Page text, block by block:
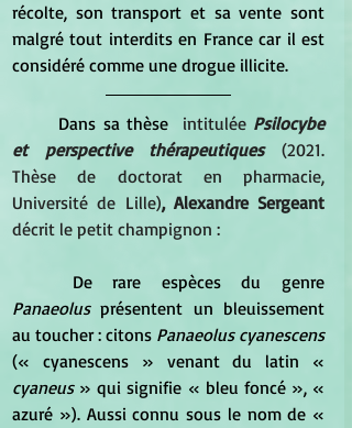
récolte, son transport et sa vente sont
malgré tout interdits en France car il est
considéré comme une drogue illicite.
	Dans sa thèse
intitulée Psilocybe
et perspective thérapeutiques (2021.
Thèse de doctorat en pharmacie,
Université de Lille), Alexandre Sergeant
décrit le petit champignon :
	De rare espèces du genre
Panaeolus présentent un bleuissement
au toucher : citons Panaeolus cyanescens
(« cyanescens » venant du latin «
cyaneus » qui signifie « bleu foncé », «
azuré »). Aussi connu sous le nom de «